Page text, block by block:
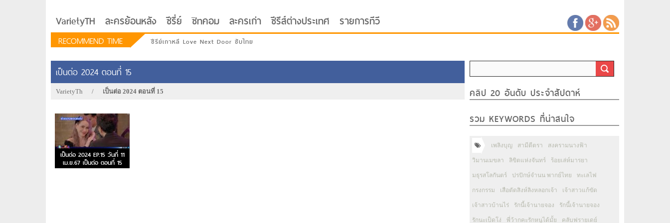
VarietyTH ละครย้อนหลัง ซีรี่ย์ ซิทคอม ละครเก่า ซีรีส์ต่างประเทศ รายการทีวี
RECOMMEND TIME ซีรีย์เกาหลี Love Next Door ซับไทย
เป็นต่อ 2024 ตอนที่ 15
VarietyTh / เป็นต่อ 2024 ตอนที่ 15
เป็นต่อ 2024 EP.15 วันที่ 11
เม.ย.67 เป็นต่อ ตอนที่ 15
คลิป 20 อันดับ ประจำสัปดาห์
รวม KEYWORDS ที่น่าสนใจ
เพลิงบุญ สามีตีตรา สงครามนางฟ้า
วิมานเมขลา ลิขิตแห่งจันทร์ ร้อยเล่ห์มารยา
มธุรสโลกันตร์ ปรปักษ์จำนน พากย์ไทย ทะเลไฟ
กรงกรรม เสือตัดสิงห์ลิงหลอกเจ้า เจ้าสาวแก้ขัด
เจ้าสาวบ้านไร่ รักนี้เจ้านายจอง รักนี้เจ้านายจอง
รักนะเป็ดโง่ พี่ว้ากคะรักหนูได้มั้ย คลับฟรายเดย์